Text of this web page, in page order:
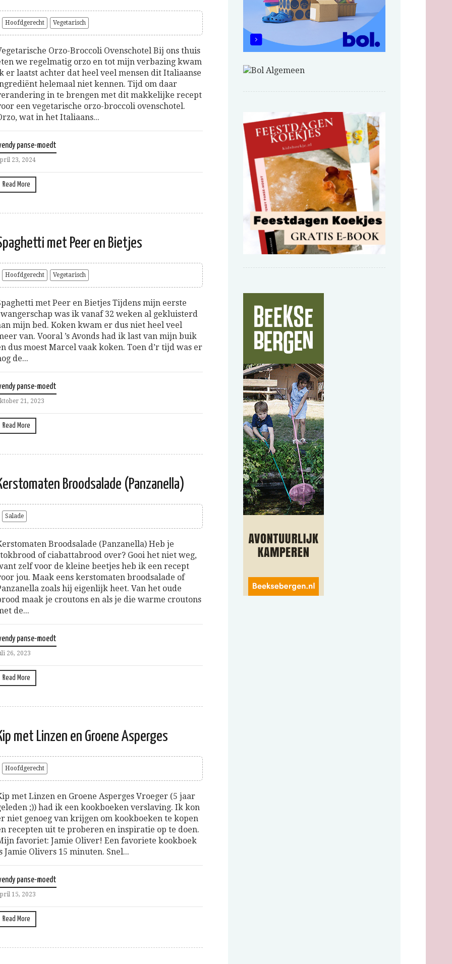
Hoofdgerecht Vegetarisch
Orzo-Broccoli Ovenschotel Bij ons thuis
we regelmatig orzo en tot mijn verbazing kwam
er laatst achter dat heel veel mensen dit Italiaanse
helemaal niet kennen. Tijd om daar
in te brengen met dit makkelijke recept
een vegetarische orzo-broccoli ovenschotel.
wat in het Italiaans...
panse-moedt
23, 2024
Read More
met Peer en Bietjes
Hoofdgerecht Vegetarisch
met Peer en Bietjes Tijdens mijn eerste
was ik vanaf 32 weken al gekluisterd
mijn bed. Koken kwam er dus niet heel veel
van. Vooral ’s Avonds had ik last van mijn buik
dus moest Marcel vaak koken. Toen d’r tijd was er
de...
panse-moedt
21, 2023
Read More
Broodsalade (Panzanella)
Salade
Broodsalade (Panzanella) Heb je
of ciabattabrood over? Gooi het niet weg,
zelf voor de kleine beetjes heb ik een recept
jou. Maak eens kerstomaten broodsalade of
zoals hij eigenlijk heet. Van het oude
maak je croutons en als je die warme croutons
de...
panse-moedt
26, 2023
Read More
met Linzen en Groene Asperges
Hoofdgerecht
met Linzen en Groene Asperges Vroeger (5 jaar
;)) had ik een kookboeken verslaving. Ik kon
niet genoeg van krijgen om kookboeken te kopen
recepten uit te proberen en inspiratie op te doen.
favoriet: Jamie Oliver! Een favoriete kookboek
Jamie Olivers 15 minuten. Snel...
panse-moedt
15, 2023
Read More